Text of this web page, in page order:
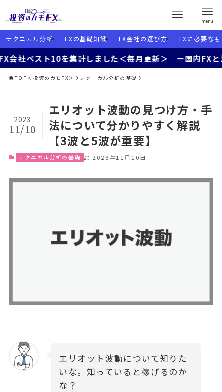
menu
テクニカル分析 FXの基礎知識 FX会社の選び方 FXに必要な
ト10を集計しました＜毎月更新＞ ー国内FXと海外FXを
TOP＜投資のカモFX＞ テクニカル分析の基礎
エリオット波動の見つけ方・手
法について分かりやすく解説
【3波と5波が重要】
2023
11/10
テクニカル分析の基礎 2023年11月10日
エリオット波動について知りた
いな。知っていると稼げるのか
な？